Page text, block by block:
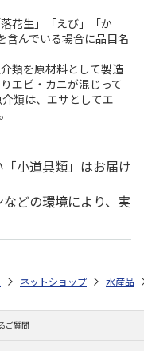
花生」「えび」「か
含んでいる場合に品目名
類を原材料として製造
エビ・カニが混じって
類は、エサとしてエ
小道具類」はお届け
どの環境により、実
集 2026 ゆうゆうギフト
ネットショップ 水産品
ご質問